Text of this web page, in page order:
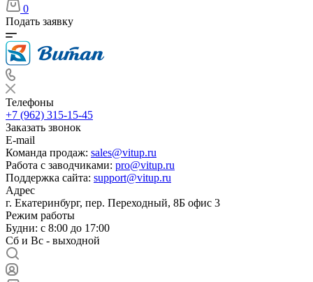
0
Подать заявку
Телефоны
+7 (962) 315-15-45
Заказать звонок
E-mail
Команда продаж: sales@vitup.ru
Работа с заводчиками: pro@vitup.ru
Поддержка сайта: support@vitup.ru
Адрес
г. Екатеринбург, пер. Переходный, 8Б офис 3
Режим работы
Будни: с 8:00 до 17:00
Сб и Вс - выходной